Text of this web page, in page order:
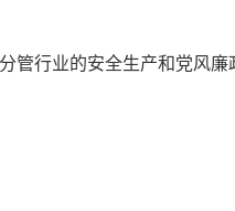
行业的安全生产和党风廉